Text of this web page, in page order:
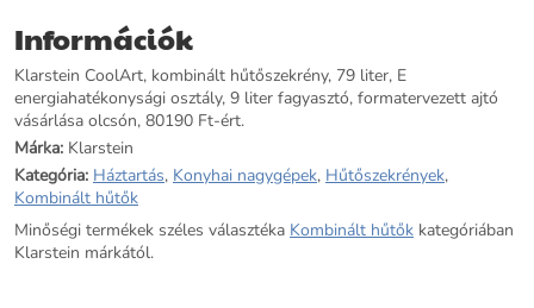
Az 5 fokozatú hőmérséklet-szabályozás 0–10 °C közötti tartományt
fed le, és könnyen kezelhető. A belső kialakítás is átgondolt: a
kivehető, magasságban állítható üvegpolcok rugalmas elrendezést
tesznek lehetővé, legyen szó palackokról, dobozokról vagy
különböző méretű élelmiszerekről. Az alsó részben lévő tágas
zöldségtartó fiók extra frissességet biztosít. Az ajtópánt oldala
megváltoztatható (alapbeállításban jobb oldali), a magasságban
állítható lábak pedig egyenetlen padlón is stabilitást nyújtanak. A
CoolArt 79L tökéletes választás kollégiumba, irodába, szállodai
szobába, nyaralóba vagy lakóautóba. De remek ajándék is lehet első
lakáshoz vagy beköltözéshez. Italok, ételek, kozmetikumok,
Információk
Klarstein CoolArt, kombinált hűtőszekrény, 79 liter, E
energiahatékonysági osztály, 9 liter fagyasztó, formatervezett ajtó
vásárlása olcsón, 80190 Ft-ért.
Márka: Klarstein
Kategória: Háztartás, Konyhai nagygépek, Hűtőszekrények,
Kombinált hűtők
Minőségi termékek széles választéka Kombinált hűtők kategóriában
Klarstein márkától.